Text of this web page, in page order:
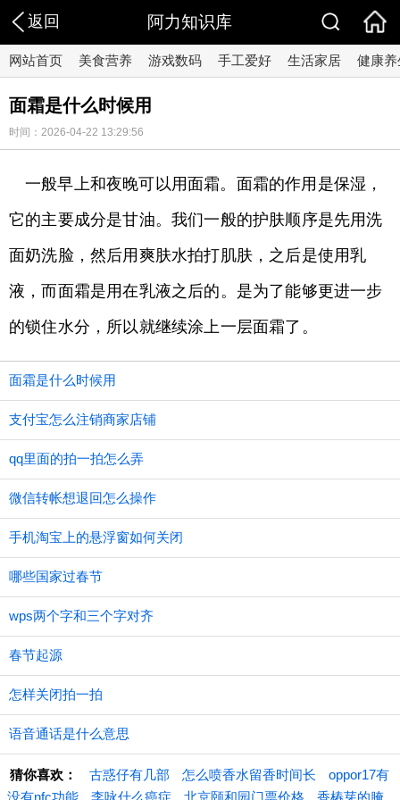
返回 阿力知识库
网站首页 美食营养 游戏数码 手工爱好 生活家居 健康养
面霜是什么时候用
时间：2026-04-22 13:29:56
一般早上和夜晚可以用面霜。面霜的作用是保湿，
它的主要成分是甘油。我们一般的护肤顺序是先用洗
面奶洗脸，然后用爽肤水拍打肌肤，之后是使用乳
液，而面霜是用在乳液之后的。是为了能够更进一步
的锁住水分，所以就继续涂上一层面霜了。
面霜是什么时候用
支付宝怎么注销商家店铺
qq里面的拍一拍怎么弄
微信转帐想退回怎么操作
手机淘宝上的悬浮窗如何关闭
哪些国家过春节
wps两个字和三个字对齐
春节起源
怎样关闭拍一拍
语音通话是什么意思
猜你喜欢： 古惑仔有几部 怎么喷香水留香时间长
oppor17有
没有nfc功能
李咏什么癌症 北京颐和园门票价格 香椿芽的腌